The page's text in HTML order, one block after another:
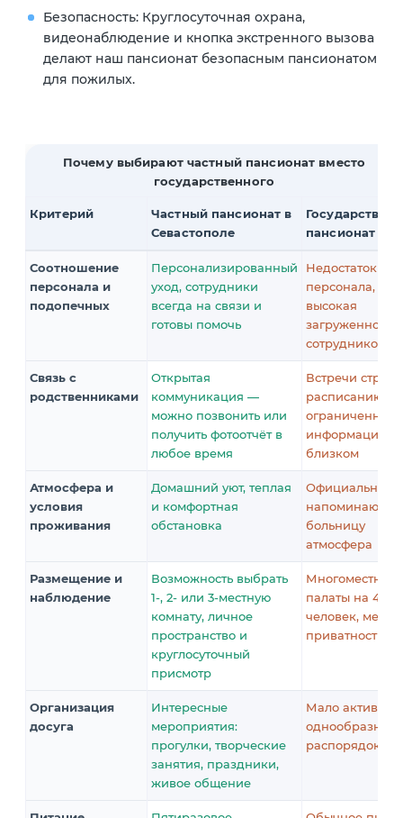
Безопасность: Круглосуточная охрана,
видеонаблюдение и кнопка экстренного вызова
делают наш пансионат безопасным пансионатом
для пожилых.
Почему выбирают частный пансионат вместо
государственного
Критерий
Частный пансионат в
Севастополе
пансионат
Соотношение
персонала и
подопечных
Персонализированный
уход, сотрудники
всегда на связи и
готовы помочь
Недостаток
персонала,
высокая
загруженность
сотрудников
Связь с
родственниками
Открытая
коммуникация —
можно позвонить или
получить фотоотчёт в
любое время
Встречи
расписанию,
ограниченная
информация о
близком
Атмосфера и
условия
проживания
Домашний уют, теплая
и комфортная
обстановка
Официальная,
напоминающая
больницу
атмосфера
Размещение и
наблюдение
Возможность выбрать
1-, 2- или 3-местную
комнату, личное
пространство и
круглосуточный
присмотр
Многоместные
палаты на 4–8
человек,
приватности
Организация
досуга
Интересные
мероприятия:
прогулки, творческие
занятия, праздники,
живое общение
Мало
однообразный
распорядок